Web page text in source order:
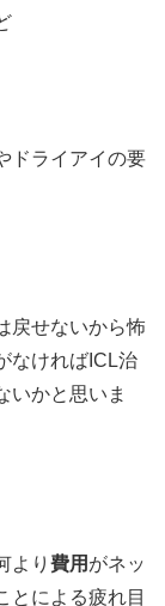
ドライアイの要
戻せないから怖
なければICL治
いかと思いま
より 費用 がネッ
とによる疲れ目